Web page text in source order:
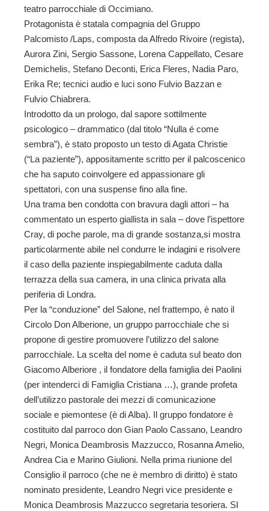
teatro parrocchiale di Occimiano.
Protagonista è statala compagnia del Gruppo
Palcomisto /Laps, composta da Alfredo Rivoire (regista),
Aurora Zini, Sergio Sassone, Lorena Cappellato, Cesare
Demichelis, Stefano Deconti, Erica Fleres, Nadia Paro,
Erika Re; tecnici audio e luci sono Fulvio Bazzan e
Fulvio Chiabrera.
Introdotto da un prologo, dal sapore sottilmente
psicologico – drammatico (dal titolo “Nulla é come
sembra”), è stato proposto un testo di Agata Christie
(“La paziente”), appositamente scritto per il palcoscenico
che ha saputo coinvolgere ed appassionare gli
spettatori, con una suspense fino alla fine.
Una trama ben condotta con bravura dagli attori – ha
commentato un esperto giallista in sala – dove l’ispettore
Cray, di poche parole, ma di grande sostanza,si mostra
particolarmente abile nel condurre le indagini e risolvere
il caso della paziente inspiegabilmente caduta dalla
terrazza della sua camera, in una clinica privata alla
periferia di Londra.
Per la “conduzione” del Salone, nel frattempo, è nato il
Circolo Don Alberione, un gruppo parrocchiale che si
propone di gestire promuovere l’utilizzo del salone
parrocchiale. La scelta del nome è caduta sul beato don
Giacomo Alberiore , il fondatore della famiglia dei Paolini
(per intenderci di Famiglia Cristiana …), grande profeta
dell’utilizzo pastorale dei mezzi di comunicazione
sociale e piemontese (è di Alba). Il gruppo fondatore è
costituito dal parroco don Gian Paolo Cassano, Leandro
Negri, Monica Deambrosis Mazzucco, Rosanna Amelio,
Andrea Cia e Marino Giulioni. Nella prima riunione del
Consiglio il parroco (che ne è membro di diritto) è stato
nominato presidente, Leandro Negri vice presidente e
Monica Deambrosis Mazzucco segretaria tesoriera. SI